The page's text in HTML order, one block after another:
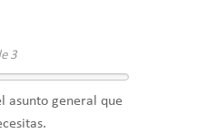
3
asunto general que